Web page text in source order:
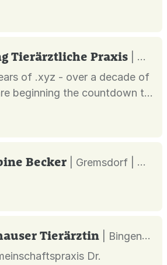
Tierärztliche Praxis
of .xyz - over a decade of
beginning the countdown to
Over ten chapters, journey
of innovation with .xyz. From
industry, each press
Becker | Gremsdorf |
Tierärztin
| Bingen am Rhein |
Dr.